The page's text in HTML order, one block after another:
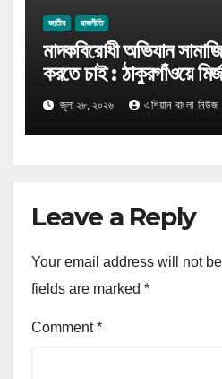
জাতীয় রাজনীতি
মাদকবিরোধী অভিযান
করতে চাই : ঠাকুরগাঁওয়ে
জুলা ২৮, ২০২৬ এশিয়ান বাংলা নিউজ
Leave a Reply
Your email address will not
fields are marked *
Comment*